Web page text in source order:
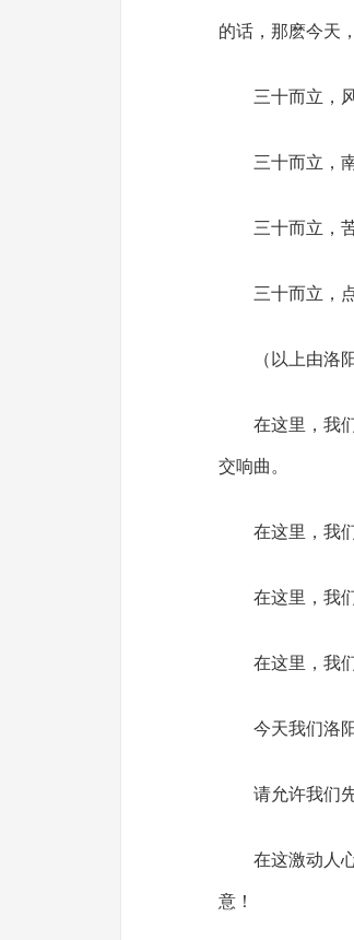
的话，那麽今天
三十而立，
三十而立，
三十而立，
三十而立，
（以上由洛
在这里，我
交响曲。
在这里，我
在这里，我
在这里，我
今天我们洛
请允许我们
在这激动人
意！